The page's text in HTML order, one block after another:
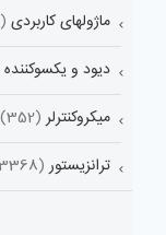
ماژولهای کاربردی (1644)
دیود و یکسوکننده
میکروکنترلر (352)
ترانزیستور (3368)